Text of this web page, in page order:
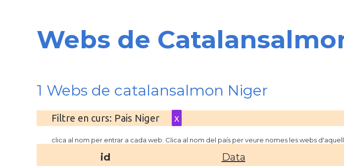
Webs de
1 Webs de catalansalmon Niger
Filtre en curs: Pais Niger x
clica al nom per entrar a cada web. Clica al nom del país per veure nomes les webs
id Data